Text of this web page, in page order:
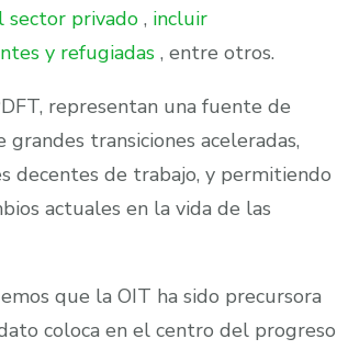
sector privado , incluir
y refugiadas , entre otros.
representan una fuente de
transiciones aceleradas,
decentes de trabajo, y permitiendo
actuales en la vida de las
que la OIT ha sido precursora
coloca en el centro del progreso